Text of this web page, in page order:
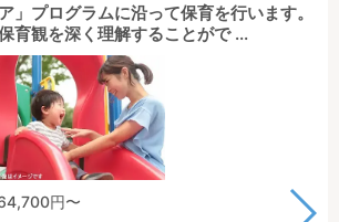
」プログラムに沿って保育を行います。
育観を深く理解することがで ...
円〜